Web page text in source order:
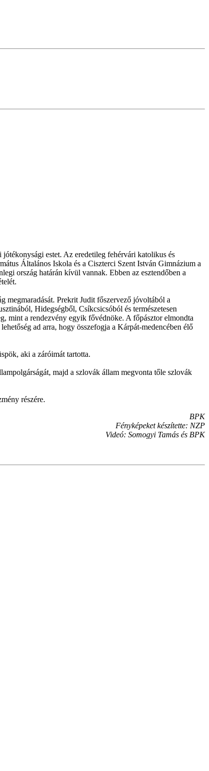
estet. Az eredetileg fehérvári katolikus és
Általános Iskola és a Ciszterci Szent István Gimnázium a
ország határán kívül vannak. Ebben az esztendőben a
megmaradását. Prekrit Judit főszervező jóvoltából a
Hidegségből, Csíkcsicsóból és természetesen
mint a rendezvény egyik fővédnöke. A főpásztor elmondta
ad arra, hogy összefogja a Kárpát-medencében élő
aki a záróimát tartotta.
majd a szlovák állam megvonta tőle szlovák
részére.
BPK
Fényképeket készítette: NZP
Videó: Somogyi Tamás és BPK